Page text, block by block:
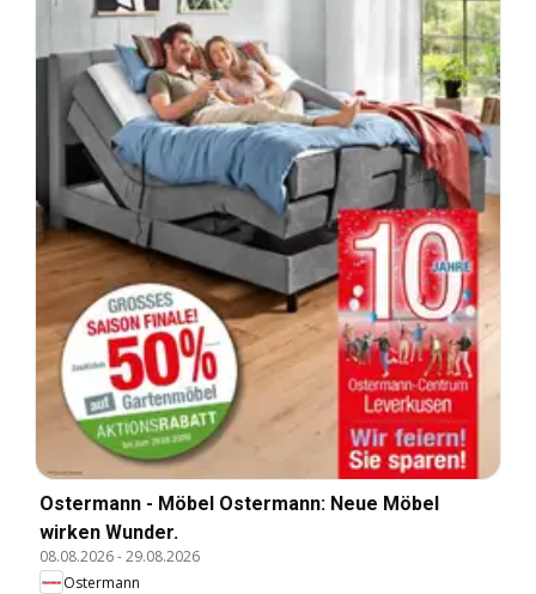
Ostermann - Möbel Ostermann: Neue Möbel
wirken Wunder.
08.08.2026-29.08.2026
Ostermann